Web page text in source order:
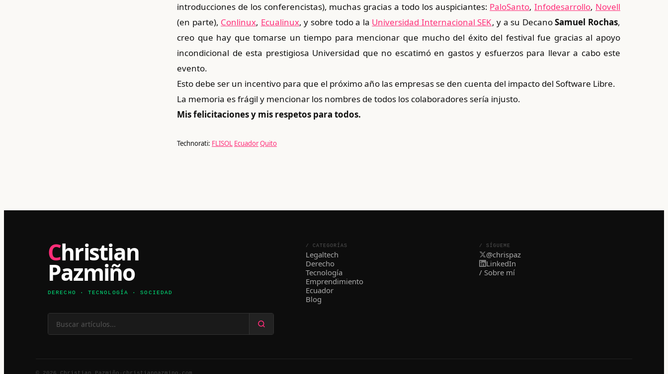
introducciones de los conferencistas), muchas gracias a todo los auspiciantes: PaloSanto,Infodesarrollo, Novell
(en parte), Conlinux, Ecualinux, y sobre todo a la Universidad Internacional SEK, y a su DecanoSamuel Rochas,
creo que hay que tomarse un tiempo para mencionar que mucho del éxito del festival fue gracias al apoyo
incondicional de esta prestigiosa Universidad que no escatimó en gastos y esfuerzos para llevar a cabo este
evento.
Esto debe ser un incentivo para que el próximo año las empresas se den cuenta del impacto del Software Libre.
La memoria es frágil y mencionar los nombres de todos los colaboradores sería injusto.
Mis felicitaciones y mis respetos para todos.
Technorati: FLISOL EcuadorQuito
Christian
Pazmiño
DERECHO · TECNOLOGÍA · SOCIEDAD
/ CATEGORÍAS
Legaltech
Derecho
Tecnología
Emprendimiento
Ecuador
Blog
/ SÍGUEME
@chrispaz
LinkedIn
/ Sobre mí